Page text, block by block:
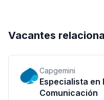
Vacantes
Capgemini
Especialista en
Comunicación